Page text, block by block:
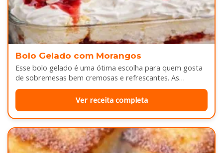
Bolo Gelado com Morangos
Esse bolo gelado é uma ótima escolha para quem gosta
de sobremesas bem cremosas e refrescantes. As
camadas de massa…
Ver receita completa